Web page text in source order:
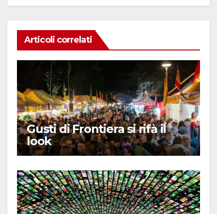
Articoli correlati
Gusti di Frontiera si rifà il
look